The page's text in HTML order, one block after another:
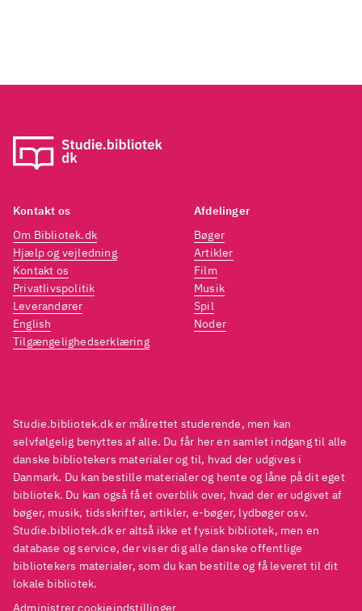
Studie.bibliotek.dk er målrettet studerende, men kan
selvfølgelig benyttes af alle. Du får her en samlet indgang til alle
danske bibliotekers materialer og til, hvad der udgives i
Danmark. Du kan bestille materialer og hente og låne på dit eget
bibliotek. Du kan også få et overblik over, hvad der er udgivet af
bøger, musik, tidsskrifter, artikler, e-bøger, lydbøger osv.
Studie.bibliotek.dk er altså ikke et fysisk bibliotek, men en
database og service, der viser dig alle danske offentlige
bibliotekers materialer, som du kan bestille og få leveret til dit
lokale bibliotek.
Administrer cookieindstillinger
Kontakt os
Om Bibliotek.dk
Hjælp og vejledning
Kontakt os
Privatlivspolitik
Leverandører
English
Tilgængelighedserklæring
Afdelinger
Bøger
Artikler
Film
Musik
Spil
Noder